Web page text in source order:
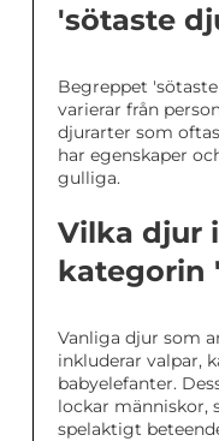
'sötaste
Begreppet
varierar från
djurarter som
har egenskaper
gulliga.
Vilka djur
kategorin
Vanliga djur som
inkluderar valpar,
babyelefanter.
lockar människor,
spelaktigt